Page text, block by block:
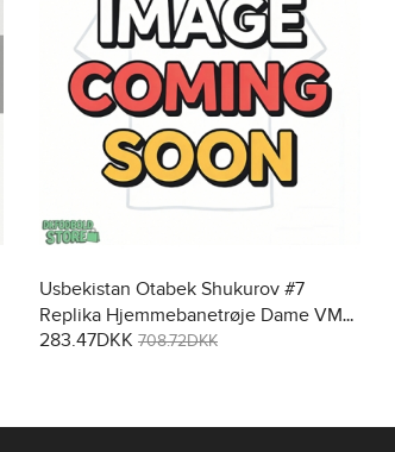
Usbekistan Otabek Shukurov #7
Replika Hjemmebanetrøje Dame VM
2026 Kortærmet
283.47DKK 708.72DKK